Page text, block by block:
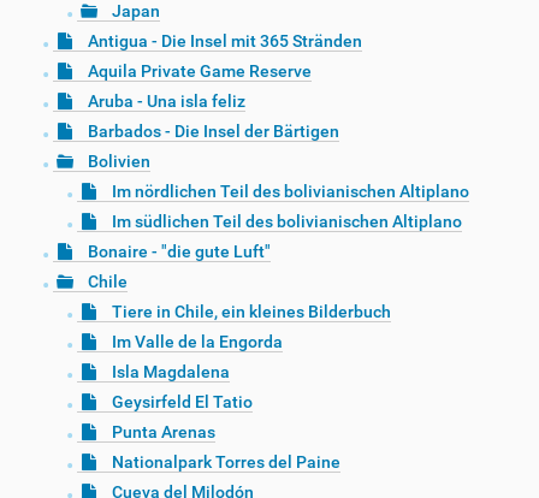
Japan
Antigua - Die Insel mit 365 Stränden
Aquila Private Game Reserve
Aruba - Una isla feliz
Barbados - Die Insel der Bärtigen
Bolivien
Im nördlichen Teil des bolivianischen Altiplano
Im südlichen Teil des bolivianischen Altiplano
Bonaire - "die gute Luft"
Chile
Tiere in Chile, ein kleines Bilderbuch
Im Valle de la Engorda
Isla Magdalena
Geysirfeld El Tatio
Punta Arenas
Nationalpark Torres del Paine
Cueva del Milodón